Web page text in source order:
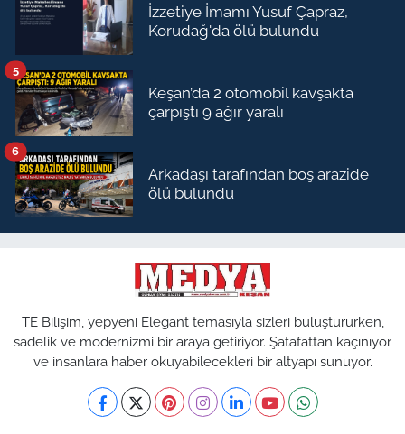
İzzetiye İmamı Yusuf Çapraz,
Korudağ'da ölü bulundu
Keşan’da 2 otomobil kavşakta
çarpıştı 9 ağır yaralı
5
Arkadaşı tarafından boş arazide
ölü bulundu
6
TE Bilişim, yepyeni Elegant temasıyla sizleri buluştururken,
sadelik ve modernizmi bir araya getiriyor. Şatafattan kaçınıyor
ve insanlara haber okuyabilecekleri bir altyapı sunuyor.